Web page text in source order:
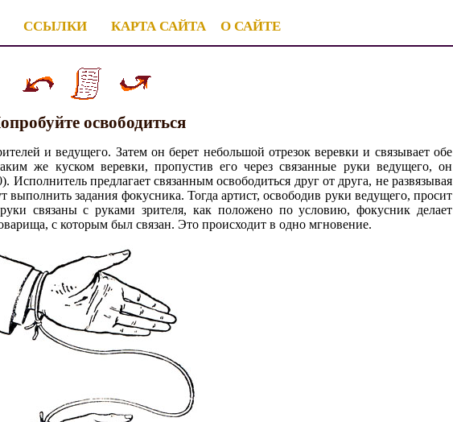
ССЫЛКИ КАРТА САЙТА О САЙТЕ
освободиться
и ведущего. Затем он берет небольшой отрезок веревки и связывает обе
же куском веревки, пропустив его через связанные руки ведущего, он
Исполнитель предлагает связанным освободиться друг от друга, не развязывая
выполнить задания фокусника. Тогда артист, освободив руки ведущего, просит
связаны с руками зрителя, как положено по условию, фокусник делает
с которым был связан. Это происходит в одно мгновение.